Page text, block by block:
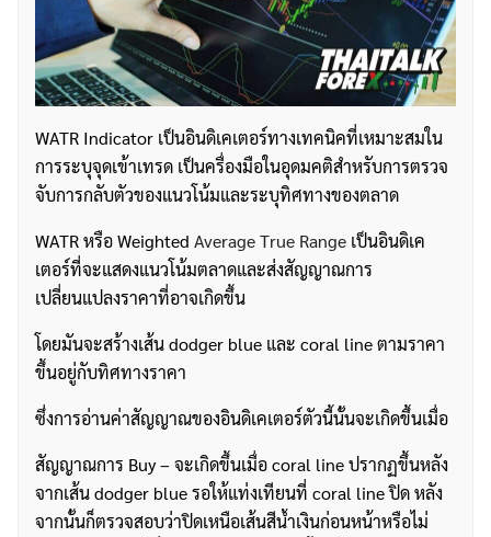
WATR Indicator เป็นอินดิเคเตอร์ทางเทคนิคที่เหมาะสมใน
การระบุจุดเข้าเทรด เป็นครื่องมือในอุดมคติสำหรับการตรวจ
จับการกลับตัวของแนวโน้มและระบุทิศทางของตลาด
WATR หรือ Weighted Average True Range เป็นอินดิเค
เตอร์ที่จะแสดงแนวโน้มตลาดและส่งสัญญาณการ
เปลี่ยนแปลงราคาที่อาจเกิดขึ้น
โดยมันจะสร้างเส้น dodger blue และ coral line ตามราคา
ขึ้นอยู่กับทิศทางราคา
ซึ่งการอ่านค่าสัญญาณของอินดิเคเตอร์ตัวนี้นั้นจะเกิดขึ้นเมื่อ
สัญญาณการ Buy – จะเกิดขึ้นเมื่อ coral line ปรากฏขึ้นหลัง
จากเส้น dodger blue รอให้แท่งเทียนที่ coral line ปิด หลัง
จากนั้นก็ตรวจสอบว่าปิดเหนือเส้นสีน้ำเงินก่อนหน้าหรือไม่